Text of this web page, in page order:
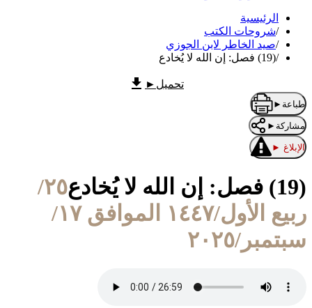
الرئيسية
/شروحات الكتب
/صيد الخاطر لابن الجوزي
/(19) فصل: إن الله لا يُخادع
تحميل ►
طباعة ►
مشاركة ►
الإبلاغ ►
(19) فصل: إن الله لا يُخادع
٢٥/
ربيع الأول/١٤٤٧ الموافق ١٧/
سبتمبر/٢٠٢٥